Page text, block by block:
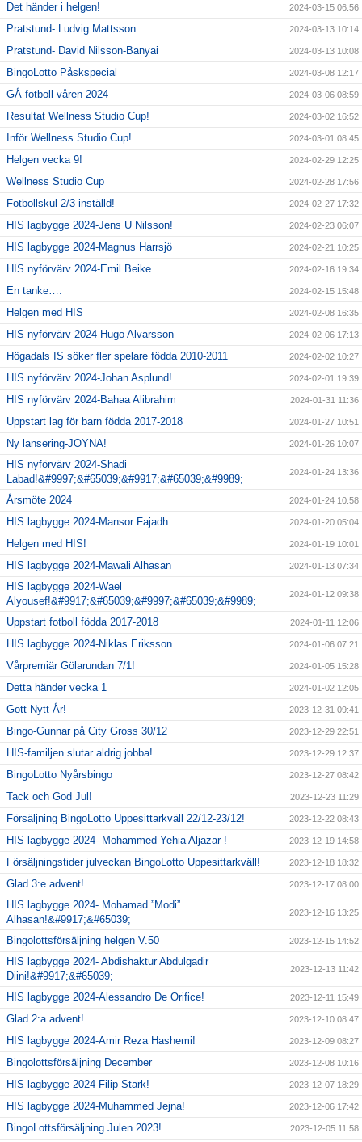
Det händer i helgen! 2024-03-15 06:56
Pratstund- Ludvig Mattsson 2024-03-13 10:14
Pratstund- David Nilsson-Banyai 2024-03-13 10:08
BingoLotto Påskspecial 2024-03-08 12:17
GÅ-fotboll våren 2024 2024-03-06 08:59
Resultat Wellness Studio Cup! 2024-03-02 16:52
Inför Wellness Studio Cup! 2024-03-01 08:45
Helgen vecka 9! 2024-02-29 12:25
Wellness Studio Cup 2024-02-28 17:56
Fotbollskul 2/3 inställd! 2024-02-27 17:32
HIS lagbygge 2024-Jens U Nilsson! 2024-02-23 06:07
HIS lagbygge 2024-Magnus Harrsjö 2024-02-21 10:25
HIS nyförvärv 2024-Emil Beike 2024-02-16 19:34
En tanke…. 2024-02-15 15:48
Helgen med HIS 2024-02-08 16:35
HIS nyförvärv 2024-Hugo Alvarsson 2024-02-06 17:13
Högadals IS söker fler spelare födda 2010-2011 2024-02-02 10:27
HIS nyförvärv 2024-Johan Asplund! 2024-02-01 19:39
HIS nyförvärv 2024-Bahaa Alibrahim 2024-01-31 11:36
Uppstart lag för barn födda 2017-2018 2024-01-27 10:51
Ny lansering-JOYNA! 2024-01-26 10:07
HIS nyförvärv 2024-Shadi
Labad!&#9997;&#65039;&#9917;&#65039;&#9989;
2024-01-24 13:36
Årsmöte 2024 2024-01-24 10:58
HIS lagbygge 2024-Mansor Fajadh 2024-01-20 05:04
Helgen med HIS! 2024-01-19 10:01
HIS lagbygge 2024-Mawali Alhasan 2024-01-13 07:34
HIS lagbygge 2024-Wael
Alyousef!&#9917;&#65039;&#9997;&#65039;&#9989;
2024-01-12 09:38
Uppstart fotboll födda 2017-2018 2024-01-11 12:06
HIS lagbygge 2024-Niklas Eriksson 2024-01-06 07:21
Vårpremiär Gölarundan 7/1! 2024-01-05 15:28
Detta händer vecka 1 2024-01-02 12:05
Gott Nytt År! 2023-12-31 09:41
Bingo-Gunnar på City Gross 30/12 2023-12-29 22:51
HIS-familjen slutar aldrig jobba! 2023-12-29 12:37
BingoLotto Nyårsbingo 2023-12-27 08:42
Tack och God Jul! 2023-12-23 11:29
Försäljning BingoLotto Uppesittarkväll 22/12-23/12! 2023-12-22 08:43
HIS lagbygge 2024- Mohammed Yehia Aljazar ! 2023-12-19 14:58
Försäljningstider julveckan BingoLotto Uppesittarkväll! 2023-12-18 18:32
Glad 3:e advent! 2023-12-17 08:00
HIS lagbygge 2024- Mohamad ”Modi”
Alhasan!&#9917;&#65039;
2023-12-16 13:25
Bingolottsförsäljning helgen V.50 2023-12-15 14:52
HIS lagbygge 2024- Abdishaktur Abdulgadir
Diini!&#9917;&#65039;
2023-12-13 11:42
HIS lagbygge 2024-Alessandro De Orifice! 2023-12-11 15:49
Glad 2:a advent! 2023-12-10 08:47
HIS lagbygge 2024-Amir Reza Hashemi! 2023-12-09 08:27
Bingolottsförsäljning December 2023-12-08 10:16
HIS lagbygge 2024-Filip Stark! 2023-12-07 18:29
HIS lagbygge 2024-Muhammed Jejna! 2023-12-06 17:42
BingoLottsförsäljning Julen 2023! 2023-12-05 11:58